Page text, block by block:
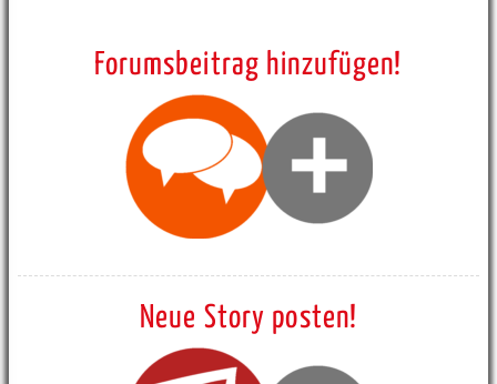
Forumsbeitrag hinzufügen!
Neue Story posten!